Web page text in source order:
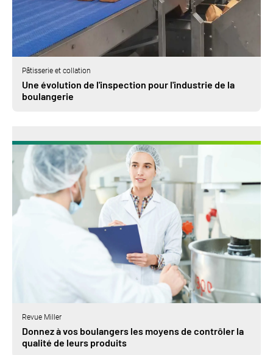
Pâtisserie et collation
Une évolution de l'inspection pour l'industrie de la
boulangerie
Revue Miller
Donnez à vos boulangers les moyens de contrôler la
qualité de leurs produits